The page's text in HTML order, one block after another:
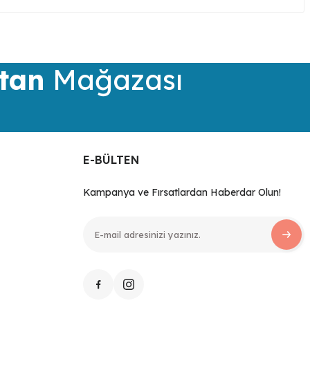
Mağazası
E-BÜLTEN
Kampanya ve Fırsatlardan Haberdar Olun!